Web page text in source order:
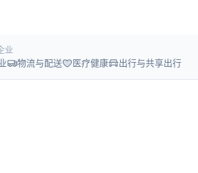
业
物流与配送 医疗健康 出行与共享出行